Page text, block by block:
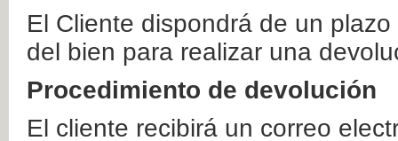
El Cliente dispondrá de un
del bien para realizar una
Procedimiento de devolución
El cliente recibirá un correo